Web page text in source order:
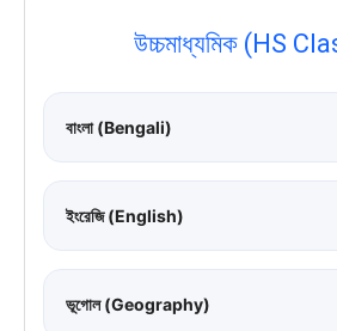
উচ্চমাধ্যমিক (HS
বাংলা (Bengali)
ইংরেজি (English)
ভূগোল (Geography)